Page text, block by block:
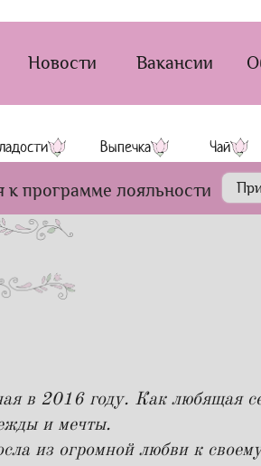
Новости Вакансии
Выпечка Чай
программе лояльности
в 2016 году. Как любящая
и мечты.
из огромной любви к